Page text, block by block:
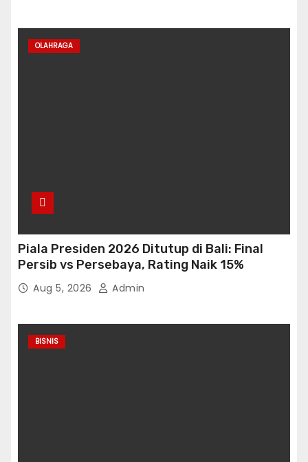
OLAHRAGA
Piala Presiden 2026 Ditutup di Bali: Final
Persib vs Persebaya, Rating Naik 15%
Aug 5, 2026 Admin
BISNIS